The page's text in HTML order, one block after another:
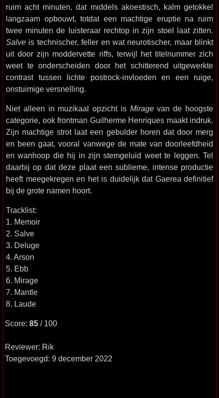
ruim acht minuten, dat middels akoestisch, kalm getokkel
langzaam opbouwt, totdat een machtige eruptie na ruim
twee minuten de luisteraar rechtop in zijn stoel laat zitten.
Salve is technischer, feller en wat neurotischer, maar blinkt
uit door zijn moddervette riffs, terwijl het titelnummer zich
weet te onderscheiden door het schitterend uitgewerkte
contrast tussen lichte postrock-invloeden en een ruige,
onstuimige versnelling.
Niet alleen in muzikaal opzicht is Miragevan de hoogste
categorie, ook frontman Guilherme Henriques maakt indruk.
Zijn machtige strot laat een gebulder horen dat door merg
en been gaat, vooral vanwege de mate van doorleefdheid
en wanhoop die hij in zijn stemgeluid weet te leggen. Tel
daarbij op dat deze plaat een sublieme, intense productie
heeft meegekregen en het is duidelijk dat Gaerea definitief
bij de grote namen hoort.
Tracklist:
1. Memoir
2. Salve
3. Deluge
4. Arson
5. Ebb
6. Mirage
7. Mantle
8. Laude
Score: 85 / 100
Reviewer: Rik
Toegevoegd: 9 december 2022